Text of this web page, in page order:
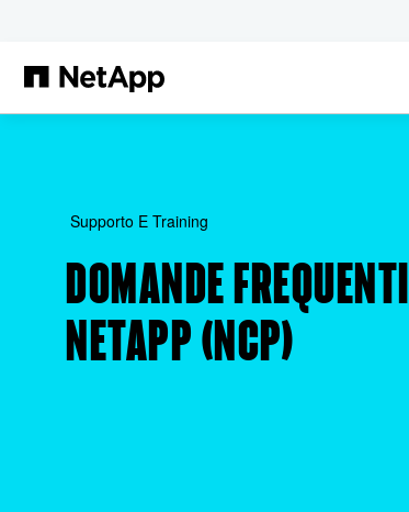
Supporto E Training
DOMANDE
NETAPP (NCP)